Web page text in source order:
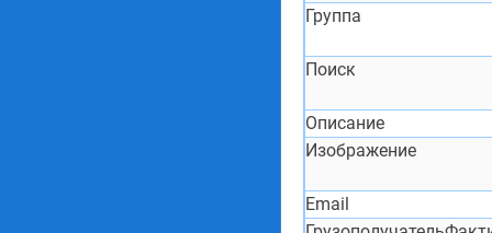
Группа
Поиск
Описание
Изображение
Email